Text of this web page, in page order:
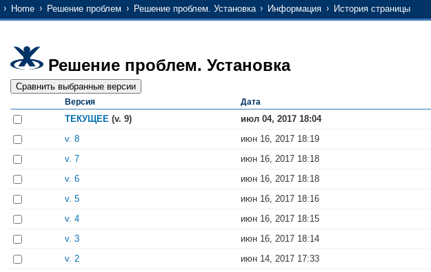
Home Решение проблем Решение проблем. Установка Информация История страницы
Решение проблем. Установка
Версия Дата
ТЕКУЩЕЕ (v. 9) июл 04, 2017 18:04
v. 8
июн 16, 2017 18:19
v. 7
июн 16, 2017 18:18
v. 6
июн 16, 2017 18:18
v. 5
июн 16, 2017 18:16
v. 4
июн 16, 2017 18:15
v. 3
июн 16, 2017 18:14
v. 2
июн 14, 2017 17:33